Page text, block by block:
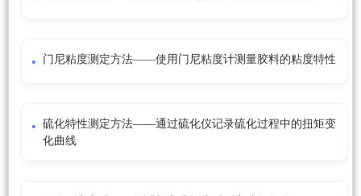
门尼粘度测定方法——使用门尼粘度计测量胶料的粘度特性
硫化特性测定方法——通过硫化仪记录硫化过程中的扭矩变
化曲线